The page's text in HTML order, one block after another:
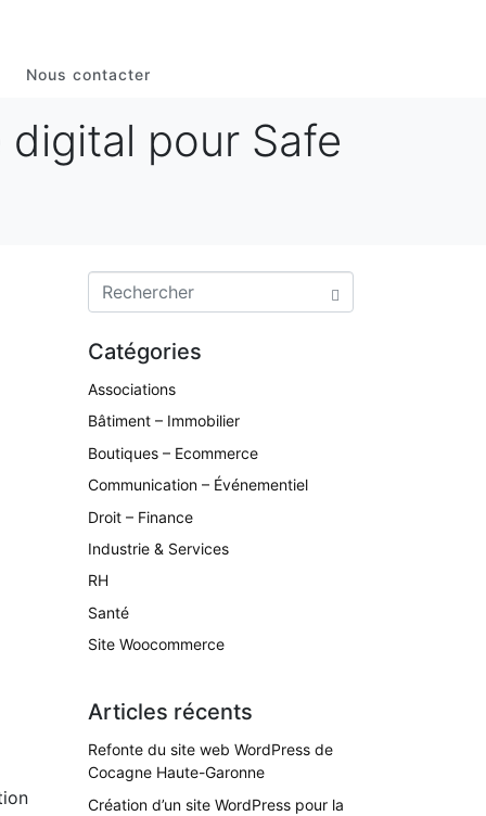
Nous contacter
pour Safe
Catégories
Associations
Bâtiment – Immobilier
Boutiques – Ecommerce
Communication – Événementiel
Droit – Finance
Industrie & Services
RH
Santé
Site Woocommerce
Articles récents
Refonte du site web WordPress de
Cocagne Haute-Garonne
Création d’un site WordPress pour la